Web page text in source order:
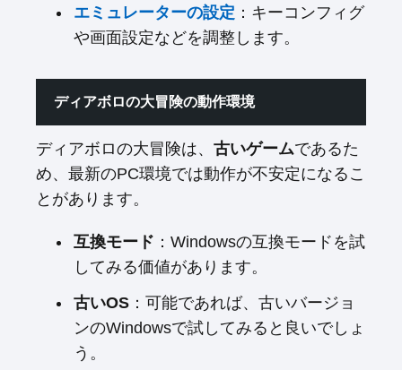
エミュレーターの設定 ：キーコンフィグ
や画面設定などを調整します。
ディアボロの大冒険の動作環境
ディアボロの大冒険は、 古いゲームであるた
め、最新のPC環境では動作が不安定になるこ
とがあります。
互換モード ：Windowsの互換モードを試
してみる価値があります。
古いOS ：可能であれば、古いバージョ
ンのWindowsで試してみると良いでしょ
う。